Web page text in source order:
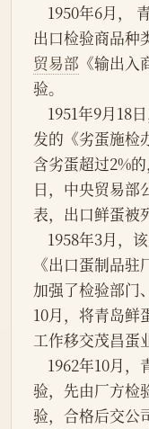
出口检验商品种
贸易部 《输出
验。
1951年9月
发的《劣蛋施检
含劣蛋超过2%
日，中央贸易部
表，出口鲜蛋被
1958年3月，
《出口蛋制品驻
加强了检验部门
10月，将青岛鲜
工作移交茂昌蛋
验，先由厂方检
验，合格后交公